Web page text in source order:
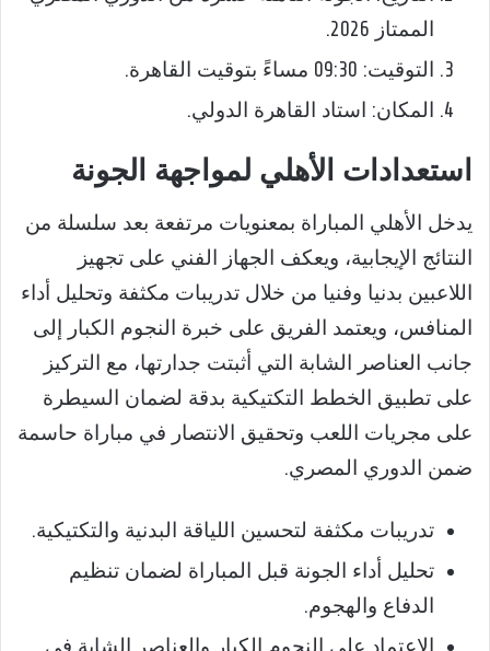
الممتاز 2026.
التوقيت: 09:30 مساءً بتوقيت القاهرة.
المكان: استاد القاهرة الدولي.
استعدادات الأهلي لمواجهة الجونة
يدخل الأهلي المباراة بمعنويات مرتفعة بعد سلسلة من
النتائج الإيجابية، ويعكف الجهاز الفني على تجهيز
اللاعبين بدنيا وفنيا من خلال تدريبات مكثفة وتحليل أداء
المنافس، ويعتمد الفريق على خبرة النجوم الكبار إلى
جانب العناصر الشابة التي أثبتت جدارتها، مع التركيز
على تطبيق الخطط التكتيكية بدقة لضمان السيطرة
على مجريات اللعب وتحقيق الانتصار في مباراة حاسمة
ضمن الدوري المصري.
تدريبات مكثفة لتحسين اللياقة البدنية والتكتيكية.
تحليل أداء الجونة قبل المباراة لضمان تنظيم
الدفاع والهجوم.